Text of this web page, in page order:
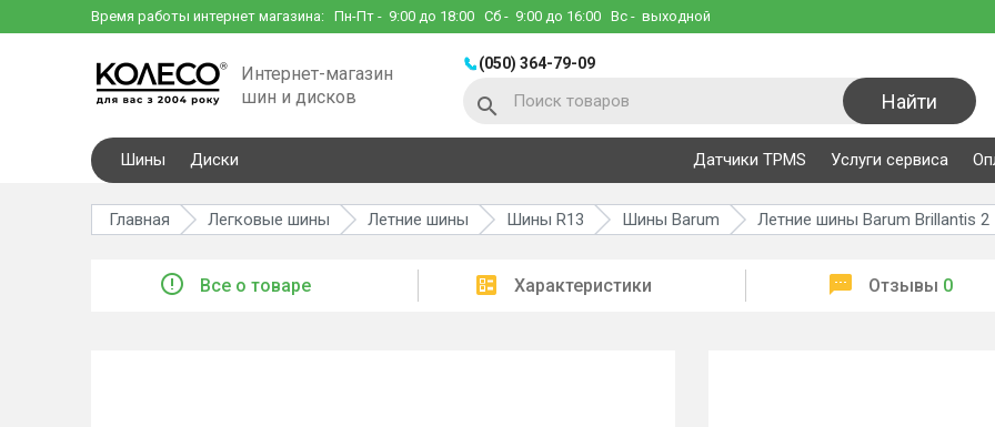
Время работы интернет магазина: Пн-Пт - 9:00 до 18:00 Сб - 9:00 до 16:00 Вс - выходной
Интернет-магазин
шин и дисков
(050) 364-79-09
Найти
Шины Диски Датчики TPMS Услуги сервиса
Главная Легковые шины Летние шины Шины R13 Шины Barum Летние шины Barum Brillantis 2
Все о товаре Характеристики Отзывы 0